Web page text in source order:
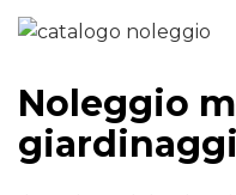
Noleggio